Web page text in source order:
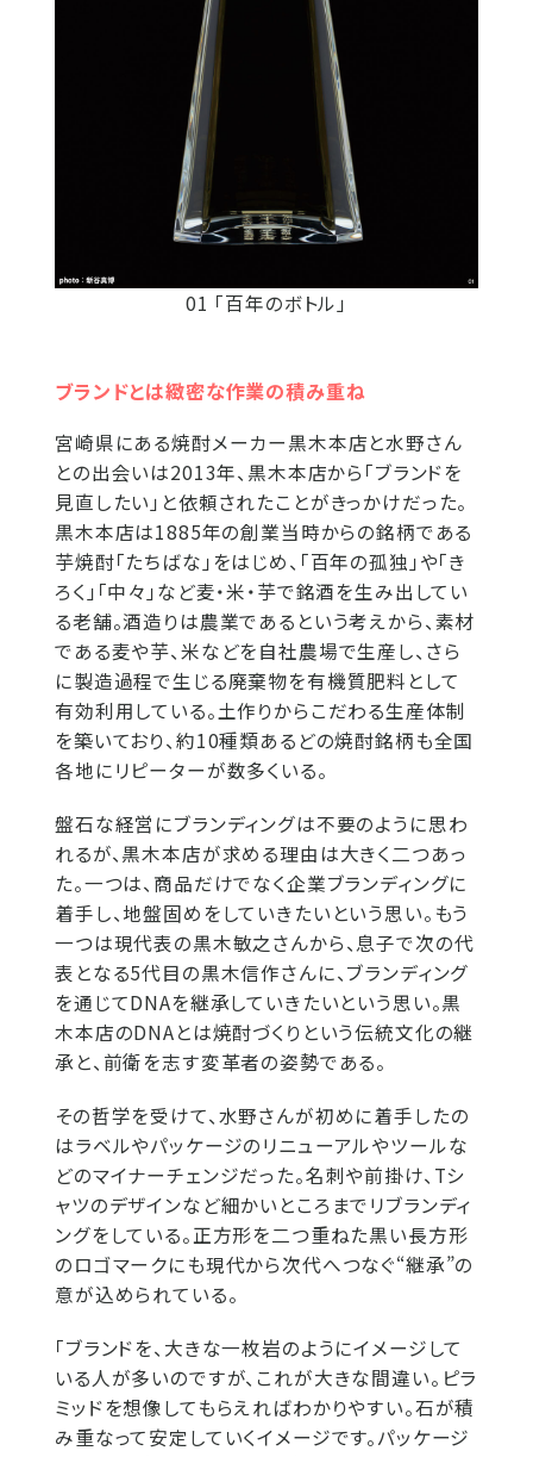
01 「百年のボトル」
ブランドとは緻密な作業の積み重ね
宮崎県にある焼酎メーカー黒木本店と水野さん
との出会いは2013年、黒木本店から「ブランドを
見直したい」と依頼されたことがきっかけだった。
黒木本店は1885年の創業当時からの銘柄である
芋焼酎「たちばな」をはじめ、「百年の孤独」や「き
ろく」「中々」など麦・米・芋で銘酒を生み出してい
る老舗。酒造りは農業であるという考えから、素材
である麦や芋、米などを自社農場で生産し、さら
に製造過程で生じる廃棄物を有機質肥料として
有効利用している。土作りからこだわる生産体制
を築いており、約10種類あるどの焼酎銘柄も全国
各地にリピーターが数多くいる。
盤石な経営にブランディングは不要のように思わ
れるが、黒木本店が求める理由は大きく二つあっ
た。一つは、商品だけでなく企業ブランディングに
着手し、地盤固めをしていきたいという思い。もう
一つは現代表の黒木敏之さんから、息子で次の代
表となる5代目の黒木信作さんに、ブランディング
を通じてDNAを継承していきたいという思い。黒
木本店のDNAとは焼酎づくりという伝統文化の継
承と、前衛を志す変革者の姿勢である。
その哲学を受けて、水野さんが初めに着手したの
はラベルやパッケージのリニューアルやツールな
どのマイナーチェンジだった。名刺や前掛け、Tシ
ャツのデザインなど細かいところまでリブランディ
ングをしている。正方形を二つ重ねた黒い長方形
のロゴマークにも現代から次代へつなぐ“継承”の
意が込められている。
「ブランドを、大きな一枚岩のようにイメージして
いる人が多いのですが、これが大きな間違い。ピラ
ミッドを想像してもらえればわかりやすい。石が積
み重なって安定していくイメージです。パッケージ